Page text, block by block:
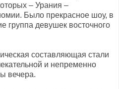
– Урания –
Было прекрасное шоу, в
группа девушек восточного
составляющая стали
и непременно
вечера.